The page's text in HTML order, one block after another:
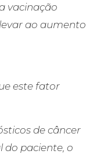
vacinação
ao aumento
este fator
de câncer
do paciente, o